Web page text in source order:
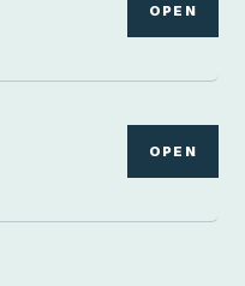
OPEN
OPEN